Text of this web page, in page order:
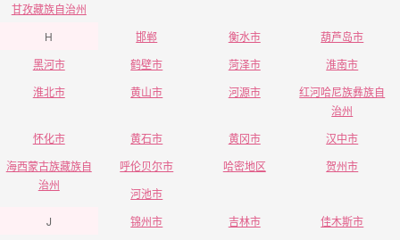
甘孜藏族自治州
H
邯郸 衡水市
葫芦岛市
黑河市
鹤壁市 菏泽市
淮南市
淮北市
黄山市 河源市
红河哈尼族彝族自
治州
怀化市
黄石市 黄冈市
汉中市
海西蒙古族藏族自
治州
呼伦贝尔市 哈密地区
贺州市
河池市
J
锦州市 吉林市
佳木斯市